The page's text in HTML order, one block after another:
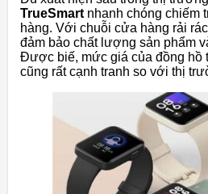
TrueSmart nhanh chóng chiếm
hàng. Với chuỗi cửa hàng rải
đảm bảo chất lượng sản phẩm
Được biế, mức giá của đồng hồ
cũng rất cạnh tranh so với thị